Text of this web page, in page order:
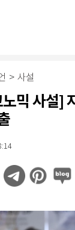
> 사설
믹 사설]